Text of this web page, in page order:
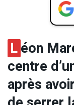
Léon
centre
après